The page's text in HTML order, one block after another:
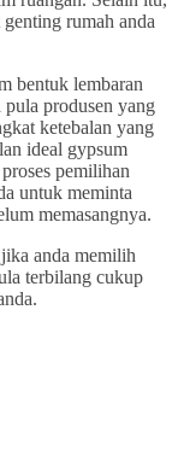
genting rumah anda
bentuk lembaran
produsen yang
ketebalan yang
ideal gypsum
pemilihan
untuk meminta
memasangnya.
anda memilih
terbilang cukup